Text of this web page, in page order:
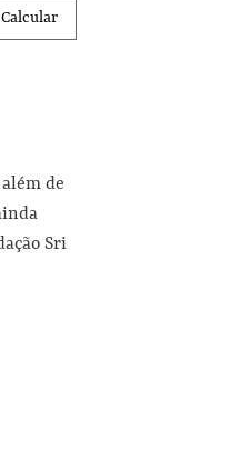
Calcular
de
Sri